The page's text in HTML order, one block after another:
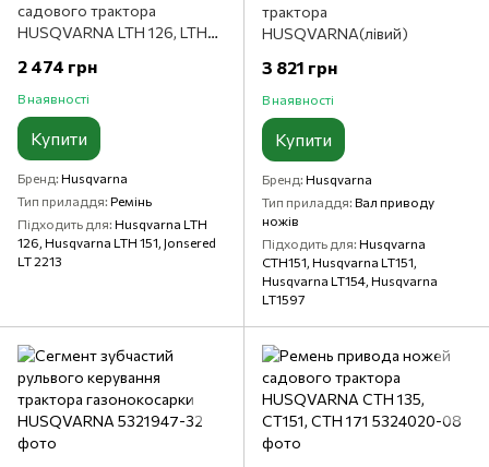
садового трактора
HUSQVARNA LTH 126, LTH
2 474 грн
В наявності
Купити
Бренд Husqvarna
Тип приладдя Ремінь
Підходить для Husqvarna LTH
126, Husqvarna LTH 151, Jonsered
LT 2213
трактора
HUSQVARNA(лівий)
3 821 грн
В наявності
Купити
Бренд Husqvarna
Тип приладдя Вал приводу
ножів
Підходить для Husqvarna
CTH151, Husqvarna LT151,
Husqvarna LT154, Husqvarna
LT1597